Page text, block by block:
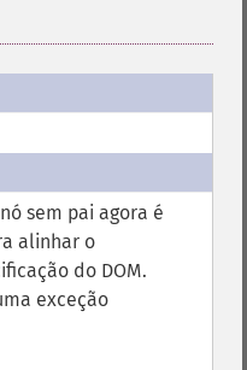
sem pai agora é
alinhar o
do DOM.
exceção